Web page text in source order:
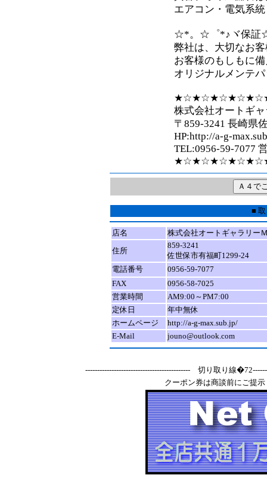
エアコン・電気系
☆*。☆゜*♪ヾ保証
弊社は、大切なお
お客様のもしもに
オリジナルメンテ
株式会社オートギ
〒859-3241 長崎県
HP:http://a-g-
TEL:0956-59-7077
■
店名
株式会社オートギャラリー
住所
859-3241
佐世保市有福町1299-24
電話番号
0956-59-7077
FAX
0956-58-7025
営業時間
AM9:00～PM7:00
定休日
年中無休
ホームページ
http://a-g-max.sub.jp/
E-Mail
jouno@outlook.com
-------------------------------------------- 切り取り線
クーポン券は商談前にご提